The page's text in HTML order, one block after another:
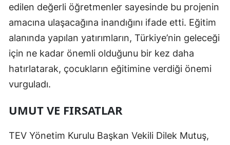
edilen değerli öğretmenler sayesinde bu projenin
amacına ulaşacağına inandığını ifade etti. Eğitim
alanında yapılan yatırımların, Türkiye’nin geleceği
için ne kadar önemli olduğunu bir kez daha
hatırlatarak, çocukların eğitimine verdiği önemi
vurguladı.
UMUT VE FIRSATLAR
TEV Yönetim Kurulu Başkan Vekili Dilek Mutuş,